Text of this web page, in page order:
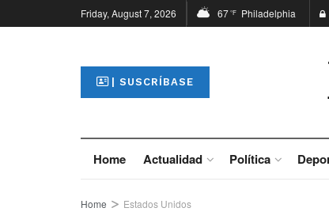
Friday, August 7, 2026 67°F Philadelphia
| SUSCRÍBASE
Home Actualidad Política
Home Estados Unidos